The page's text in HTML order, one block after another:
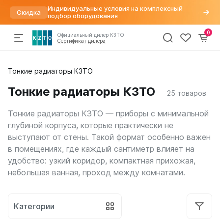
Скидка
Индивидуальные условия на комплексный
подбор оборудования
Официальный дилер КЗТО
Сертификат дилера
0
Радиаторы
Комплектующие
%
Распродажа
с
По параметрам
Вертикальные
Горизонтальные
Напольные
Квадратный профиль
Круглый профиль
Плоские
Высокие
Напольные конвекторы
Элегант Мини
Элегант В
Внутрипольные конвекторы
Бриз
Бриз Нерж
Бриз В
Бриз В Turbo Нерж
Арматура для радиаторов
Вентили для радиаторов
Краны шаровые
Кронштейны
Термостатические головки
Фитинги
Тонкие радиаторы КЗТО
Тонкие радиаторы КЗТО 25 товаров
Тонкие радиаторы КЗТО — приборы с минимальной
глубиной корпуса, которые практически не
выступают от стены. Такой формат особенно важен
в помещениях, где каждый сантиметр влияет на
удобство: узкий коридор, компактная прихожая,
небольшая ванная, проход между комнатами.
Категории